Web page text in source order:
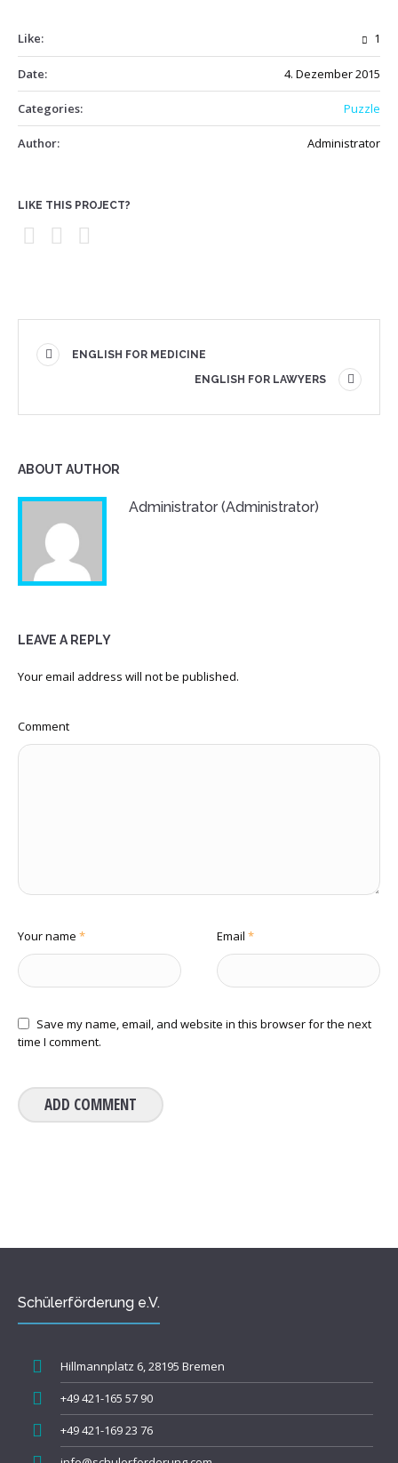
Like: 1
Date: 4. Dezember 2015
Categories: Puzzle
Author: Administrator
LIKE THIS PROJECT?
ENGLISH FOR MEDICINE
ENGLISH FOR LAWYERS
ABOUT AUTHOR
Administrator (Administrator)
LEAVE A REPLY
Your email address will not be published.
Comment
Your name * Email *
Save my name, email, and website in this browser for the next
time I comment.
Schülerförderung e.V.
Hillmannplatz 6, 28195 Bremen
+49 421-165 57 90
+49 421-169 23 76